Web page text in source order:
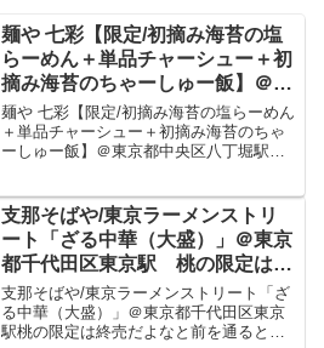
麺や 七彩【限定/初摘み海苔の塩
らーめん＋単品チャーシュー＋初
摘み海苔のちゃーしゅー飯】＠東
京都中央区八丁堀駅 2023/3/11
から提供開始の限定。自家製麺と
小豆島の初摘み海苔を使用した美
だきました。
麺や 七彩【限定/初摘み海苔の塩らーめん
＋単品チャーシュー＋初摘み海苔のちゃ
ーしゅー飯】＠東京都中央区八丁堀駅
い塩スープのラーメンをいただきまし
た。麺や 七彩...
支那そばや/東京ラーメンストリ
ート「ざる中華（大盛）」＠東京
都千代田区東京駅 桃の限定は終
売だよなと前を通るとざる中華を
見つけ思わず入店。旨味が溢れる
つけだれと麺の旨さがよくわかる
支那そばや/東京ラーメンストリート「ざ
る中華（大盛）」＠東京都千代田区東京
駅桃の限定は終売だよなと前を通るとざ